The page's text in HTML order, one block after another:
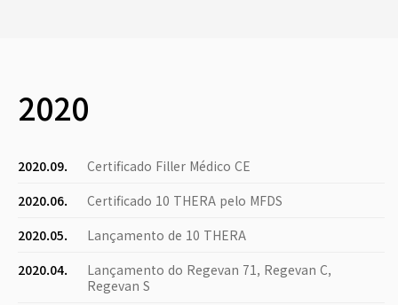
2020
2020.09.
Certificado Filler Médico CE
2020.06.
Certificado 10 THERA pelo MFDS
2020.05.
Lançamento de 10 THERA
2020.04.
Lançamento do Regevan 71, Regevan C,
Regevan S